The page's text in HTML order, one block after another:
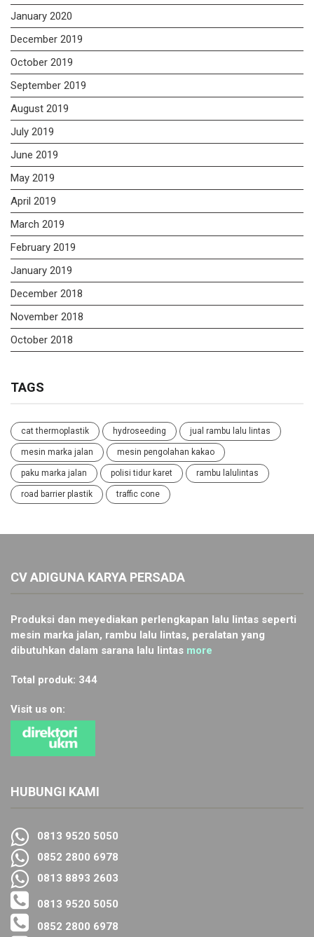
January 2020
December 2019
October 2019
September 2019
August 2019
July 2019
June 2019
May 2019
April 2019
March 2019
February 2019
January 2019
December 2018
November 2018
October 2018
TAGS
cat thermoplastik hydroseeding jual rambu lalu lintas
mesin marka jalan mesin pengolahan kakao
paku marka jalan polisi tidur karet rambu lalulintas
road barrier plastik traffic cone
CV ADIGUNA KARYA PERSADA
Produksi dan meyediakan perlengkapan lalu lintas seperti
mesin marka jalan, rambu lalu lintas, peralatan yang
dibutuhkan dalam sarana lalu lintas more
Total produk: 344
Visit us on:
HUBUNGI KAMI
0813 9520 5050
0852 2800 6978
0813 8893 2603
0813 9520 5050
0852 2800 6978